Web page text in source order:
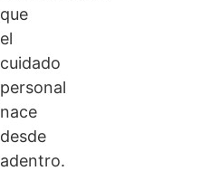
que
el
cuidado
personal
nace
desde
adentro.